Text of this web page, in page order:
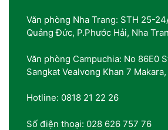
Văn phòng Nha Trang: STH 25-
Quảng Đức, P.Phước Hải, Nha
Văn phòng Campuchia: No 86E0
Sangkat Vealvong Khan 7
Hotline: 0818 21 22 26
Số điện thoại: 028 626 757 76